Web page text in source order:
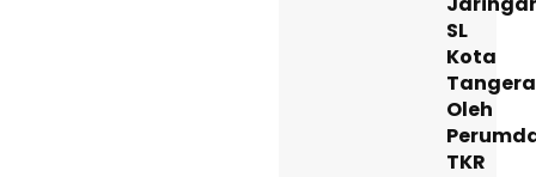
SL
Kota
Oleh
TKR